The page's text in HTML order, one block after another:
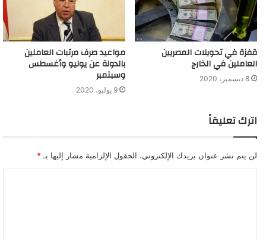
قفزة في تحويلات المصريين
العاملين في الخارج
8 ديسمبر، 2020
مواعيد صرف مرتبات العاملين
بالدولة عن يوليو وأغسطس
وسبتمبر
9 يوليو، 2020
اترك تعليقاً
لن يتم نشر عنوان بريدك الإلكتروني. الحقول الإلزامية مشار إليها بـ *